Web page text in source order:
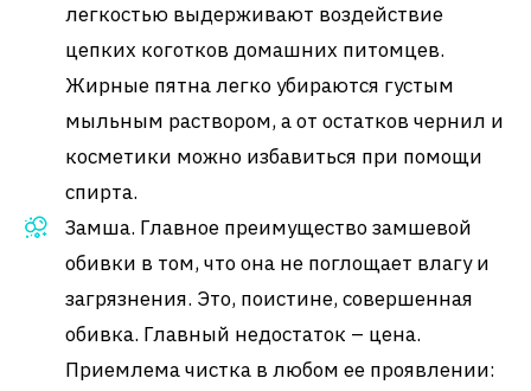
легкостью выдерживают воздействие
цепких коготков домашних питомцев.
Жирные пятна легко убираются густым
мыльным раствором, а от остатков чернил и
косметики можно избавиться при помощи
спирта.
Замша. Главное преимущество замшевой
обивки в том, что она не поглощает влагу и
загрязнения. Это, поистине, совершенная
обивка. Главный недостаток – цена.
Приемлема чистка в любом ее проявлении: